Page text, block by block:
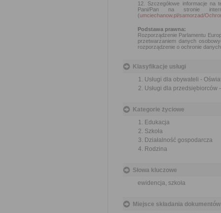
12. Szczegółowe informacje na
Pani/Pan na stronie
(umciechanow.pl/samorzad/
Podstawa prawna:
Rozporządzenie Parlamentu
przetwarzaniem danych
rozporządzenie o ochronie
Klasyfikacje usługi
Usługi dla obywateli -
Usługi dla przedsiębiorców
Kategorie życiowe
Edukacja
Szkoła
Działalność gospodarcza
Rodzina
Słowa kluczowe
ewidencja, szkoła
Miejsce składania dokumentów